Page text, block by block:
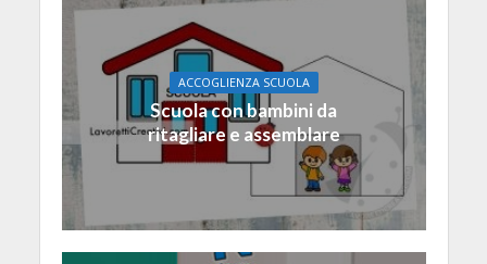
ACCOGLIENZA SCUOLA
Scuola con bambini da
ritagliare e assemblare